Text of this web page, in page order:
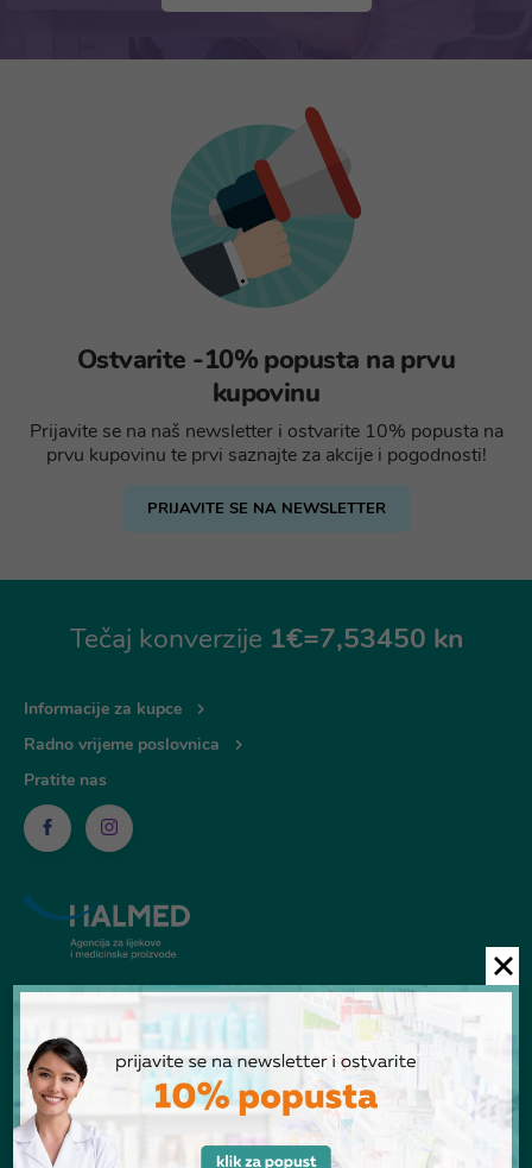
Ostvarite -10% popusta na prvu
kupovinu
Prijavite se na naš newsletter i ostvarite 10% popusta na
prvu kupovinu te prvi saznajte za akcije i pogodnosti!
PRIJAVITE SE NA NEWSLETTER
Tečaj konverzije 1€=7,53450 kn
Informacije za kupce
Radno vrijeme poslovnica
Pratite nas
© Ljekarna Talan 2026